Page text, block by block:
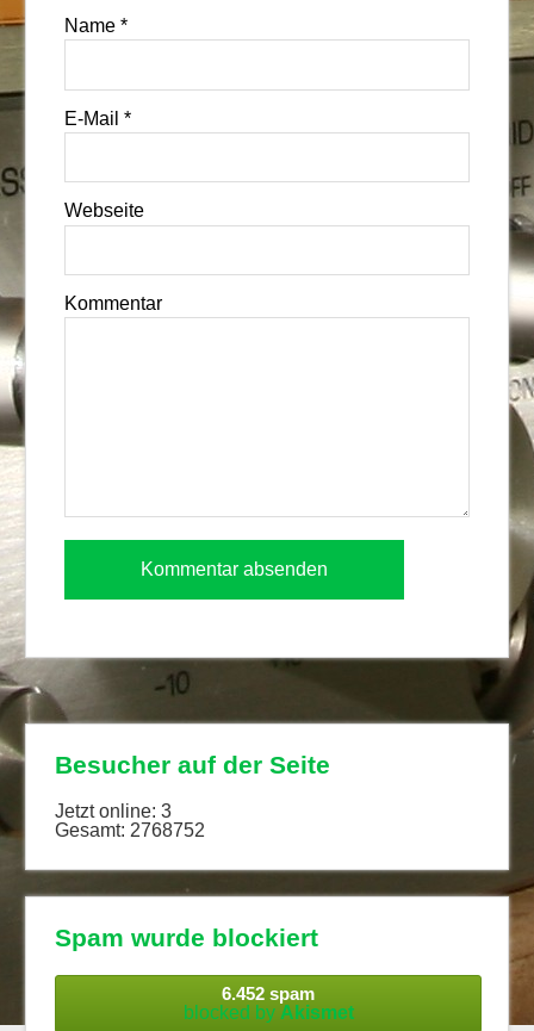
Name *
E-Mail *
Webseite
Kommentar
Besucher auf der Seite
Jetzt online: 3
Gesamt: 2768752
Spam wurde blockiert
6.452 spam
blocked by Akismet